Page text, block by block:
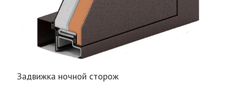
Задвижка ночной сторож